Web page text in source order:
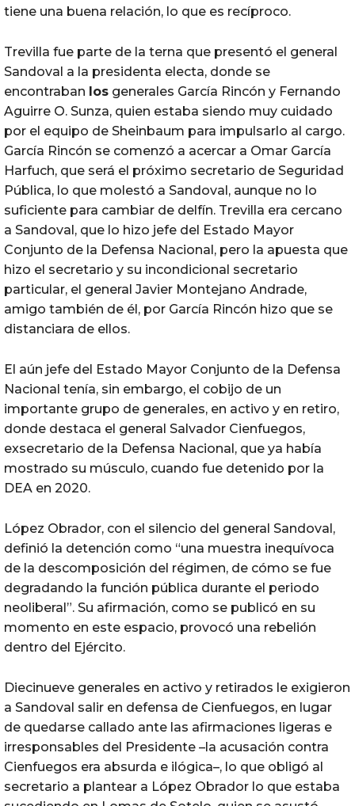
tiene una buena relación, lo que es recíproco.
Trevilla fue parte de la terna que presentó el general
Sandoval a la presidenta electa, donde se
encontraban los generales García Rincón y Fernando
Aguirre O. Sunza, quien estaba siendo muy cuidado
por el equipo de Sheinbaum para impulsarlo al cargo.
García Rincón se comenzó a acercar a Omar García
Harfuch, que será el próximo secretario de Seguridad
Pública, lo que molestó a Sandoval, aunque no lo
suficiente para cambiar de delfín. Trevilla era cercano
a Sandoval, que lo hizo jefe del Estado Mayor
Conjunto de la Defensa Nacional, pero la apuesta que
hizo el secretario y su incondicional secretario
particular, el general Javier Montejano Andrade,
amigo también de él, por García Rincón hizo que se
distanciara de ellos.
El aún jefe del Estado Mayor Conjunto de la Defensa
Nacional tenía, sin embargo, el cobijo de un
importante grupo de generales, en activo y en retiro,
donde destaca el general Salvador Cienfuegos,
exsecretario de la Defensa Nacional, que ya había
mostrado su músculo, cuando fue detenido por la
DEA en 2020.
López Obrador, con el silencio del general Sandoval,
definió la detención como “una muestra inequívoca
de la descomposición del régimen, de cómo se fue
degradando la función pública durante el periodo
neoliberal”. Su afirmación, como se publicó en su
momento en este espacio, provocó una rebelión
dentro del Ejército.
Diecinueve generales en activo y retirados le exigieron
a Sandoval salir en defensa de Cienfuegos, en lugar
de quedarse callado ante las afirmaciones ligeras e
irresponsables del Presidente –la acusación contra
Cienfuegos era absurda e ilógica–, lo que obligó al
secretario a plantear a López Obrador lo que estaba